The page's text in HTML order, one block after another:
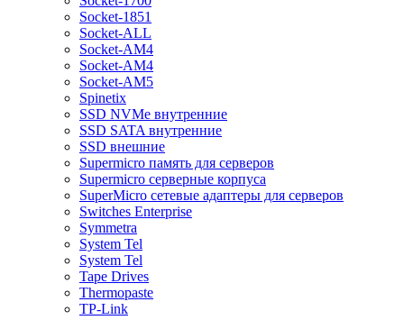
Socket-1851
Socket-ALL
Socket-AM4
Socket-AM4
Socket-AM5
Spinetix
SSD NVMe внутренние
SSD SATA внутренние
SSD внешние
Supermicro память для серверов
Supermicro серверные корпуса
SuperMicro сетевые адаптеры для серверов
Switches Enterprise
Symmetra
System Tel
System Tel
Tape Drives
Thermopaste
TP-Link